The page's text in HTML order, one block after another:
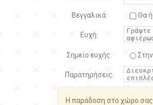
Βεγγαλικά: Θα
Ευχή:
Σημείο ευχής:
Παρατηρήσεις:
Η παράδοση στο χώρο σας